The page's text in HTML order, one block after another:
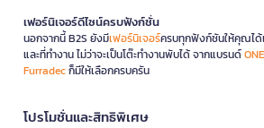
เฟอร์นิเจอร์ดีไซน์ครบฟังก์ชั่น
นอกจากนี้ B2S ยังมีเฟอร์นิเจอร์ครบทุกฟังก์ชันให้คุณได้
และที่ทำงาน ไม่ว่าจะเป็นโต๊ะทำงานพับได้ จากแบรนด์ONE
Furradecก็มีให้เลือกครบครัน
โปรโมชั่นและสิทธิพิเศษ